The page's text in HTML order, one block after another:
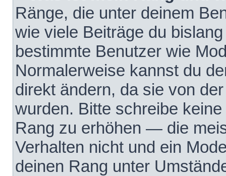
Ränge, die unter deinem
wie viele Beiträge du
bestimmte Benutzer wie
Normalerweise kannst du
direkt ändern, da sie von
wurden. Bitte schreibe
Rang zu erhöhen — die
Verhalten nicht und ein
deinen Rang unter